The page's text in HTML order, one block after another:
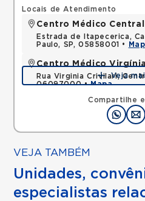
Compartilhe
Locais de Atendimento
Centro Médico Central
Estrada de Itapecerica,
Paulo, SP, 05858001 •
Centro Médico
Rua Virginia Crivilari,
06097000 •Mapa
Veja
VEJA TAMBÉM
Unidades,
especialistas